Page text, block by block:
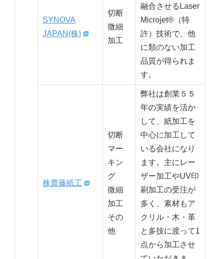
SYNOVA
JAPAN(株)
切断
微細
加工
融合させるLaser
Microjet®（特
許）技術で、他
に類のない加工
品質が得られま
す。
株齋藤紙工
切断
マー
キン
グ
微細
加工
その
他
弊社は創業５５
年の実績を活か
して、紙加工を
中心に加工して
いる会社になり
ます。主にレー
ザー加工やUV印
刷加工の受注が
多く、素材もア
クリル・木・革
と多技に渡って1
点から加工させ